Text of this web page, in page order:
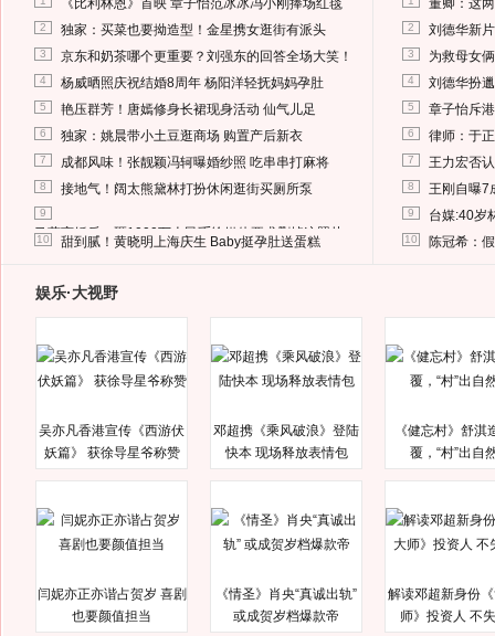
《比利林恩》首映 章子怡范冰冰冯小刚捧场红毯
2 独家：买菜也要拗造型！金星携女逛街有派头
3 京东和奶茶哪个更重要？刘强东的回答全场大笑！
4 杨威晒照庆祝结婚8周年 杨阳洋轻抚妈妈孕肚
5 艳压群芳！唐嫣修身长裙现身活动 仙气儿足
6 独家：姚晨带小土豆逛商场 购置产后新衣
7 成都风味！张靓颖冯轲曝婚纱照 吃串串打麻将
8 接地气！阔太熊黛林打扮休闲逛街买厕所泵
9
马蓉离婚后，砸1000万人民币给媒体要求删掉这照片
10 甜到腻！黄晓明上海庆生 Baby挺孕肚送蛋糕
董卿：这
2 刘德华新
3 为救母女
4 刘德华扮
5 章子怡斥
6 律师：于
7 王力宏否
8 王刚自曝7
9 台媒:40岁
10 陈冠希：
娱乐·大视野
吴亦凡香港宣传《西游伏
妖篇》 获徐导星爷称赞
邓超携《乘风破浪》登陆
快本 现场释放表情包
《健忘村》舒淇
覆，“村”出自
闫妮亦正亦谐占贺岁 喜剧
也要颜值担当
《情圣》肖央“真诚出轨”
或成贺岁档爆款帝
解读邓超新身份
师》投资人 不